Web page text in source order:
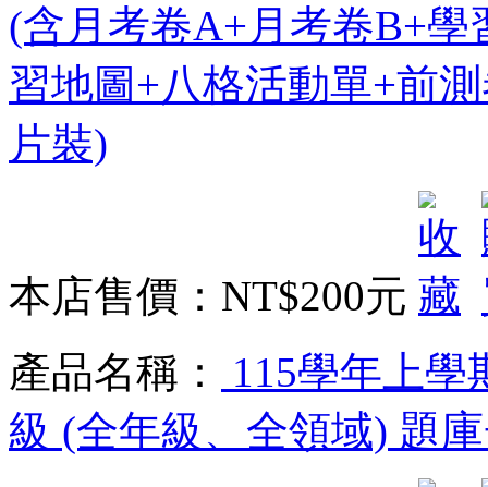
(含月考卷A+月考卷B+
習地圖+八格活動單+前
片裝)
本店售價： NT$200元
產品名稱：
115學年上學
級 (全年級、全領域) 題